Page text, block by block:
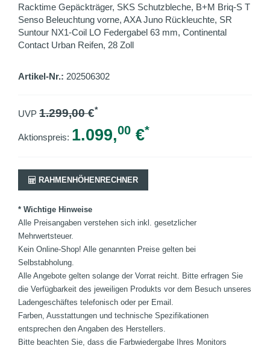
Racktime Gepäckträger, SKS Schutzbleche, B+M Briq-S T
Senso Beleuchtung vorne, AXA Juno Rückleuchte, SR
Suntour NX1-Coil LO Federgabel 63 mm, Continental
Contact Urban Reifen, 28 Zoll
Artikel-Nr.: 202506302
UVP 1.299,00€*
Aktionspreis: 1.099,00 €*
RAHMENHÖHENRECHNER
* Wichtige Hinweise
Alle Preisangaben verstehen sich inkl. gesetzlicher
Mehrwertsteuer.
Kein Online-Shop! Alle genannten Preise gelten bei
Selbstabholung.
Alle Angebote gelten solange der Vorrat reicht. Bitte erfragen Sie
die Verfügbarkeit des jeweiligen Produkts vor dem Besuch unseres
Ladengeschäftes telefonisch oder per Email.
Farben, Ausstattungen und technische Spezifikationen
entsprechen den Angaben des Herstellers.
Bitte beachten Sie, dass die Farbwiedergabe Ihres Monitors